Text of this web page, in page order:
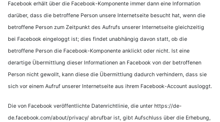
Facebook erhält über die Facebook-Komponente immer dann eine Information
darüber, dass die betroffene Person unsere Internetseite besucht hat, wenn die
betroffene Person zum Zeitpunkt des Aufrufs unserer Internetseite gleichzeitig
bei Facebook eingeloggt ist; dies findet unabhängig davon statt, ob die
betroffene Person die Facebook-Komponente anklickt oder nicht. Ist eine
derartige Übermittlung dieser Informationen an Facebook von der betroffenen
Person nicht gewollt, kann diese die Übermittlung dadurch verhindern, dass sie
sich vor einem Aufruf unserer Internetseite aus ihrem Facebook-Account ausloggt.
Die von Facebook veröffentlichte Datenrichtlinie, die unter https://de-
de.facebook.com/about/privacy/ abrufbar ist, gibt Aufschluss über die Erhebung,